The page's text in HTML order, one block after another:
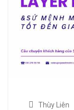
Thùy Liên